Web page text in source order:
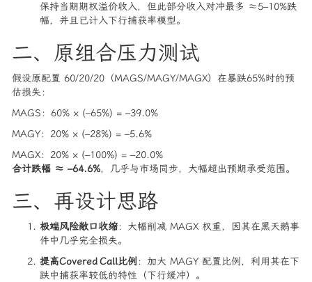
保持当期期权溢价收入，但此部分收入对冲最多 ≈5–10%跌
幅，并且已计入下行捕获率模型。
二、原组合压力测试
假设原配置 60/20/20（MAGS/MAGY/MAGX）在暴跌65%时的预
估损失：
MAGS：60% × (–65%) = –39.0%
MAGY：20% × (–28%) = –5.6%
MAGX：20% × (–100%) = –20.0%
合计跌幅 ≈ –64.6%，几乎与市场同步，大幅超出预期承受范围。
三、再设计思路
极端风险敞口收缩：大幅削减 MAGX 权重，因其在黑天鹅事
件中几乎完全损失。
提高Covered Call比例 ：加大 MAGY 配置比例，利用其在下
跌中捕获率较低的特性（下行缓冲）。